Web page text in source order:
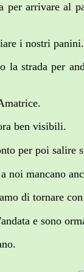
per arrivare al
i nostri panini.
la strada per
ben visibili.
per poi
noi mancano
di tornare
e sono